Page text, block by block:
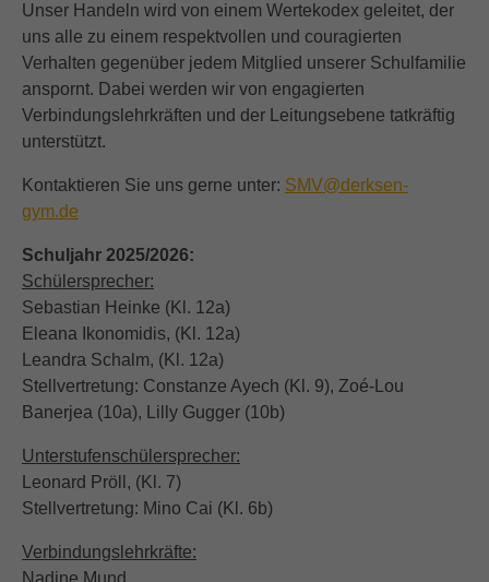
Unser Handeln wird von einem Wertekodex geleitet, der
uns alle zu einem respektvollen und couragierten
Verhalten gegenüber jedem Mitglied unserer Schulfamilie
anspornt. Dabei werden wir von engagierten
Verbindungslehrkräften und der Leitungsebene tatkräftig
unterstützt.
Kontaktieren Sie uns gerne unter: SMV@derksen-
gym.de
Schuljahr 2025/2026:
Schülersprecher:
Sebastian Heinke (Kl. 12a)
Eleana Ikonomidis, (Kl. 12a)
Leandra Schalm, (Kl. 12a)
Stellvertretung: Constanze Ayech (Kl. 9), Zoé-Lou
Banerjea (10a), Lilly Gugger (10b)
Unterstufenschülersprecher:
Leonard Pröll, (Kl. 7)
Stellvertretung: Mino Cai (Kl. 6b)
Verbindungslehrkräfte: